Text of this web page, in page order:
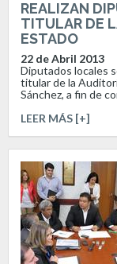
REALIZAN
TITULAR DE
ESTADO
22 de Abril 2013
Diputados locales
titular de la
Sánchez, a fin de
LEER MÁS [+]